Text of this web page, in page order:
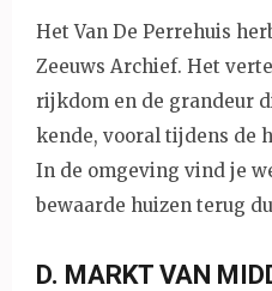
Het Van De Perrehuis
Zeeuws Archief. Het
rijkdom en de grandeur
kende, vooral tijdens de
In de omgeving vind je
bewaarde huizen terug
D. MARKT VAN